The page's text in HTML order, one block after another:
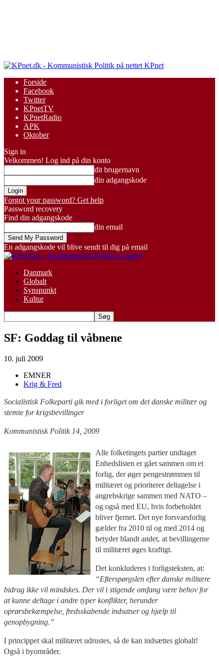
KPnet
Forside
Facebook
Twitter
KPnetTV
KPnetRadio
APK
Oktober
Sign in
Velkommen! Log ind på din konto
dit brugernavn
din adgangskode
Forgot your password? Get help
Password recovery
Find din adgangskode
din email
En adgangskode vil blive sendt til dig på email
Danmark
Globalt
Synspunkt
Kultur
SF: Goddag til våbnene
10. juli 2009
EMNER
Krig & Fred
Socialistisk Folkeparti gik med i forliget om det danske militær og
stemte for krigsbevillinger
Kommunistisk Politik 14, 2009
Alle folketingets partier undtaget
Enhedslisten er gået sammen om et
forlig, der øger pengestrømmen til
militæret og prioriterer deltagelse i
angrebskrige sammen med NATO –
og også med EU, hvis forbeholdet
bliver fjernet. Det nye forsvarsforlig
gælder fra 2010 til og med 2014 og
betyder blandt andet, at bevillingerne
til militæret øges kraftigt.
Det konkluderes i forligsteksten, at:
“Efterspørgslen efter danske militære
bidrag ikke vil mindskes. Der vil i stigende omfang være behov for
at kunne deltage i andre typer konflikter, herunder
oprørsbekæmpelse, fredsskabende indsatser og hjælp til
genopbygning.”
I princippet skal militæret udrustes, så de kan indsættes globalt!
Også i byområder.